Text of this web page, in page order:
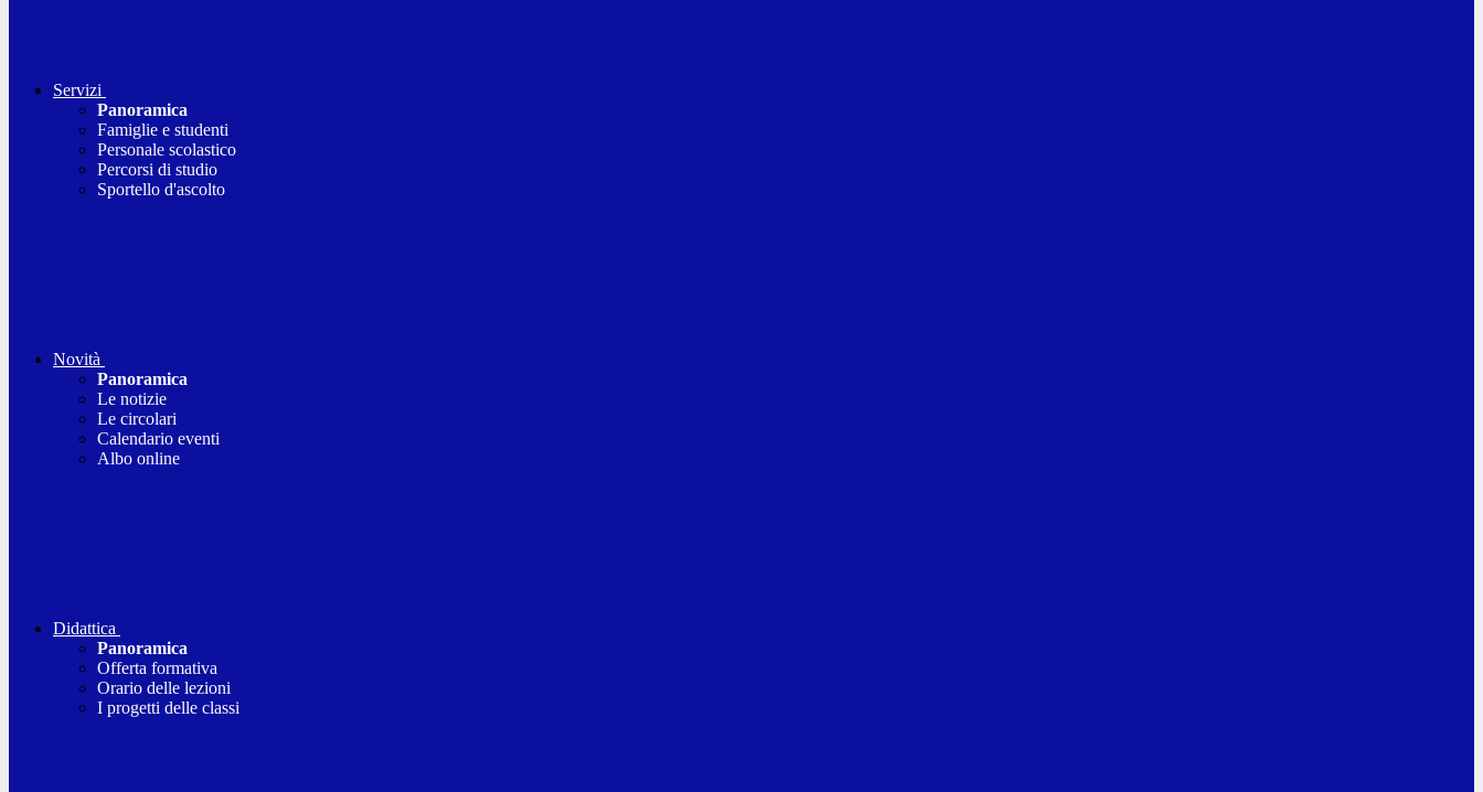
Servizi
Panoramica
Famiglie e studenti
Personale scolastico
Percorsi di studio
Sportello d'ascolto
Novità
Panoramica
Le notizie
Le circolari
Calendario eventi
Albo online
Didattica
Panoramica
Offerta formativa
Orario delle lezioni
I progetti delle classi